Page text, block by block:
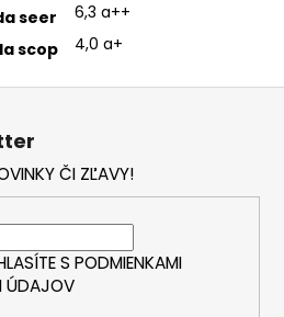
seer
6,3 a++
scop
4,0 a+
ČI ZĽAVY!
S PODMIENKAMI
ÚDAJOV